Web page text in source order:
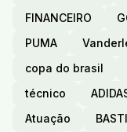
FINANCEIRO
PUMA
copa do brasil
técnico
Atuação